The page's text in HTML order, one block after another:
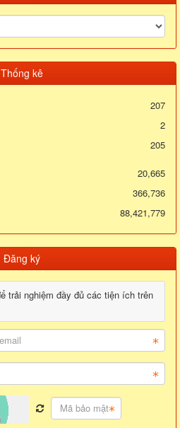
Thống kê
207
2
205
20,665
366,736
88,421,779
Đăng ký
trải nghiệm đầy đủ các tiện ích trên